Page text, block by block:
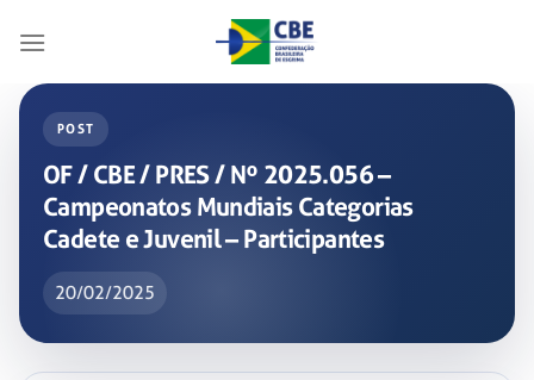
POST
OF / CBE / PRES / Nº 2025.056 –
Campeonatos Mundiais Categorias
Cadete e Juvenil – Participantes
20/02/2025